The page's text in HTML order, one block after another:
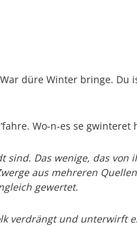
düre Winter bringe.
Wo-n-es se
sind. Das wenige, das
aus mehreren
gewertet.
verdrängt und unterwirft